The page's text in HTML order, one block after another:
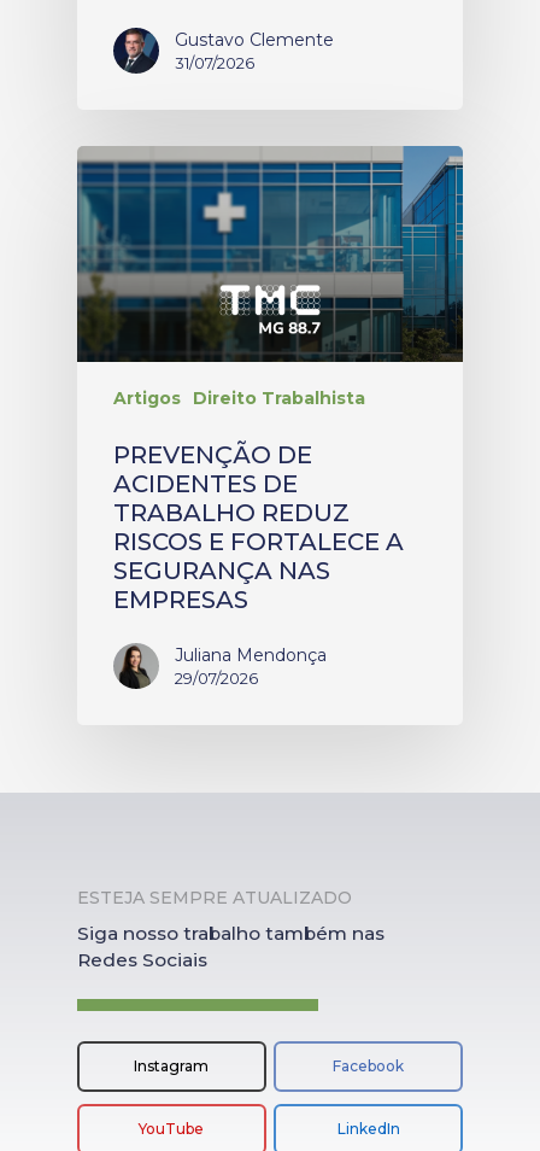
Gustavo Clemente
31/07/2026
Artigos Direito Trabalhista
PREVENÇÃO DE
ACIDENTES DE
TRABALHO REDUZ
RISCOS E FORTALECE A
SEGURANÇA NAS
EMPRESAS
Juliana Mendonça
29/07/2026
ESTEJA SEMPRE ATUALIZADO
Siga nosso trabalho também nas
Redes Sociais
Instagram Facebook
YouTube LinkedIn